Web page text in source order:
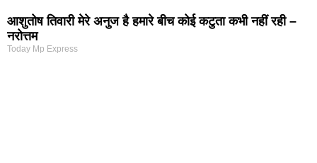
आशुतोष तिवारी मेरे अनुज है हमारे बीच कोई कटुता कभी नहीं रही –
नरोत्तम
Today Mp Express